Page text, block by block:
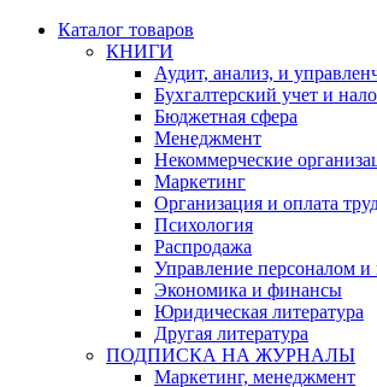
Каталог товаров
КНИГИ
Аудит, анализ, и
Бухгалтерский учет и
Бюджетная сфера
Менеджмент
Некоммерческие
Маркетинг
Организация и оплата
Психология
Распродажа
Управление персоналом и
Экономика и финансы
Юридическая литература
Другая литература
ПОДПИСКА НА ЖУРНАЛЫ
Маркетинг, менеджмент